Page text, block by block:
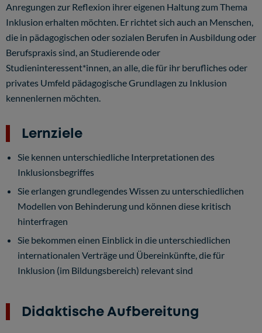
Anregungen zur Reflexion ihrer eigenen Haltung zum Thema
Inklusion erhalten möchten. Er richtet sich auch an Menschen,
die in pädagogischen oder sozialen Berufen in Ausbildung oder
Berufspraxis sind, an Studierende oder
Studieninteressent*innen, an alle, die für ihr berufliches oder
privates Umfeld pädagogische Grundlagen zu Inklusion
kennenlernen möchten.
Lernziele
Sie kennen unterschiedliche Interpretationen des
Inklusionsbegriffes
Sie erlangen grundlegendes Wissen zu unterschiedlichen
Modellen von Behinderung und können diese kritisch
hinterfragen
Sie bekommen einen Einblick in die unterschiedlichen
internationalen Verträge und Übereinkünfte, die für
Inklusion (im Bildungsbereich) relevant sind
Didaktische Aufbereitung